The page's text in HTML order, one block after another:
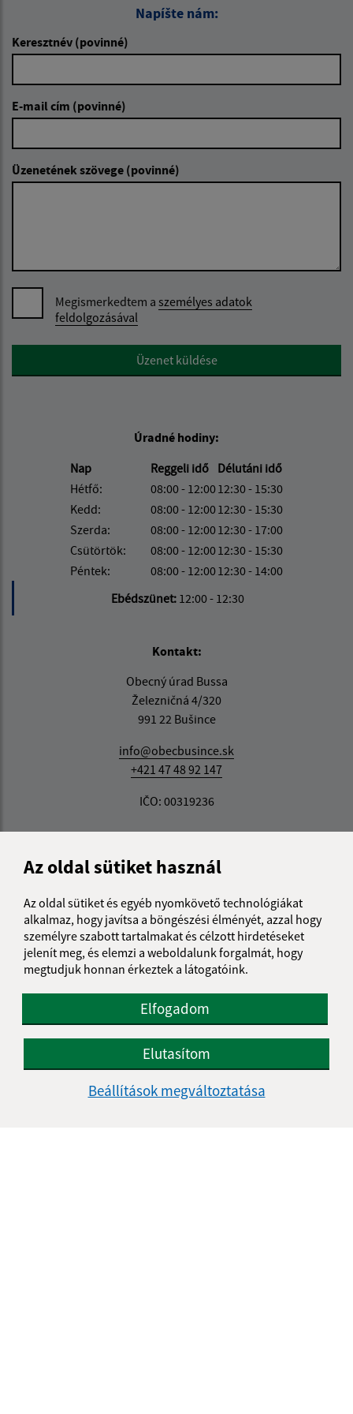
Az oldal sütiket használ
Az oldal sütiket és egyéb nyomkövető technológiákat
alkalmaz, hogy javítsa a böngészési élményét, azzal hogy
személyre szabott tartalmakat és célzott hirdetéseket
jelenít meg, és elemzi a weboldalunk forgalmát, hogy
megtudjuk honnan érkeztek a látogatóink.
Elfogadom
Elutasítom
Beállítások megváltoztatása
Napíšte nám:
Keresztnév (povinné)
E-mail cím (povinné)
Üzenetének szövege (povinné)
Megismerkedtem a személyes adatok
feldolgozásával
Google reCaptcha ResponseÜzenet küldése
Úradné hodiny:
Nap
Reggeli idő Délutáni idő
Hétfő:
08:00 - 12:0012:30 - 15:30
Kedd:
08:00 - 12:0012:30 - 15:30
Szerda:
08:00 - 12:0012:30 - 17:00
Csütörtök:
08:00 - 12:0012:30 - 15:30
Péntek:
08:00 - 12:0012:30 - 14:00
Ebédszünet: 12:00 - 12:30
Kontakt:
Obecný úrad Bussa
Železničná 4/320
991 22 Bušince
info@obecbusince.sk
+421 47 48 92 147
IČO: 00319236
Az oldalról: